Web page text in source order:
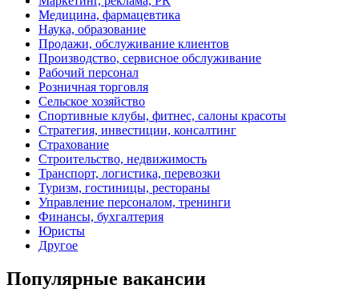
Медицина, фармацевтика
Наука, образование
Продажи, обслуживание клиентов
Производство, сервисное обслуживание
Рабочий персонал
Розничная торговля
Сельское хозяйство
Спортивные клубы, фитнес, салоны красоты
Стратегия, инвестиции, консалтинг
Страхование
Строительство, недвижимость
Транспорт, логистика, перевозки
Туризм, гостиницы, рестораны
Управление персоналом, тренинги
Финансы, бухгалтерия
Юристы
Другое
Популярные вакансии